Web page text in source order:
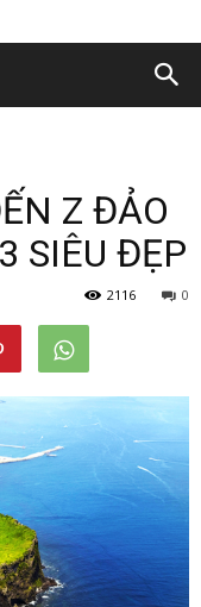
Z ĐẢO
SIÊU ĐẸP
0
2116